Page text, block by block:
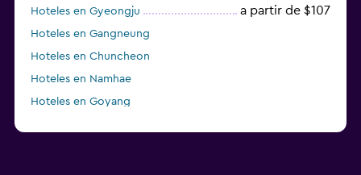
Hoteles en Gyeongju a partir de $107
Hoteles en Gangneung
Hoteles en Chuncheon
Hoteles en Namhae
Hoteles en Goyang